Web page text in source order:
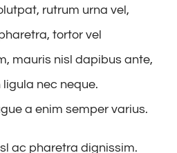
rutrum urna vel,
tortor vel
mauris nisl dapibus ante,
nec neque.
a enim semper varius.
ac pharetra dignissim.